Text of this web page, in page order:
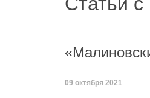
09 октября 2021.